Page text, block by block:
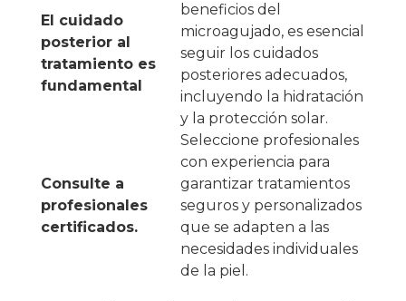
El cuidado
posterior al
tratamiento es
fundamental
beneficios del
microagujado, es esencial
seguir los cuidados
posteriores adecuados,
incluyendo la hidratación
y la protección solar.
Consulte a
profesionales
certificados.
Seleccione profesionales
con experiencia para
garantizar tratamientos
seguros y personalizados
que se adapten a las
necesidades individuales
de la piel.